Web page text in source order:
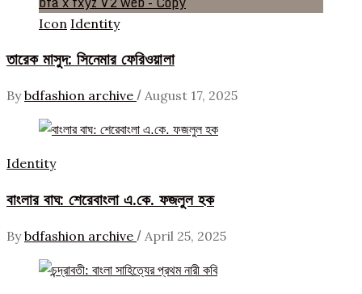
Icon Identity
তারেক মাসুদ: সিনেমার ফেরিওয়ালা
By bdfashion archive / August 17, 2025
Identity
বাংলার বাঘ: শেরেবাংলা এ.কে. ফজলুল হক
By bdfashion archive / April 25, 2025